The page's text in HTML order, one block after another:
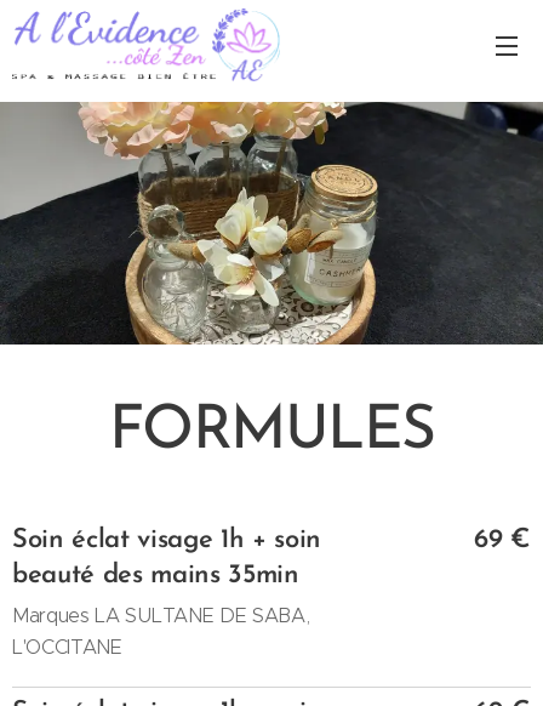
FORMULES
Soin éclat visage 1h + soin
beauté des mains 35min
Marques LA SULTANE DE SABA,
L'OCCITANE
69 €